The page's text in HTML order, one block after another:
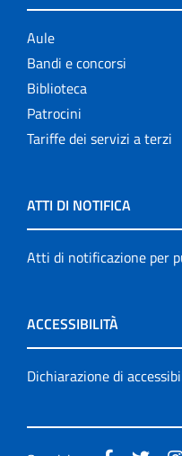
Aule
Bandi e concorsi
Biblioteca
Patrocini
Tariffe dei servizi a terzi
ATTI DI NOTIFICA
Atti di notificazione per
ACCESSIBILITÀ
Dichiarazione di